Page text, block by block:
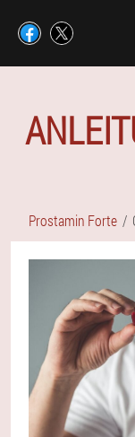
Prostamin Forte